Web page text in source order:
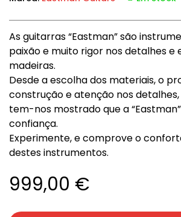
As guitarras “Eastman” são
paixão e muito rigor nos detalhes e
madeiras.
Desde a escolha dos materiais, o
construção e atenção nos
tem-nos mostrado que a “Eastman”
confiança.
Experimente, e comprove o
destes instrumentos.
999,00 €